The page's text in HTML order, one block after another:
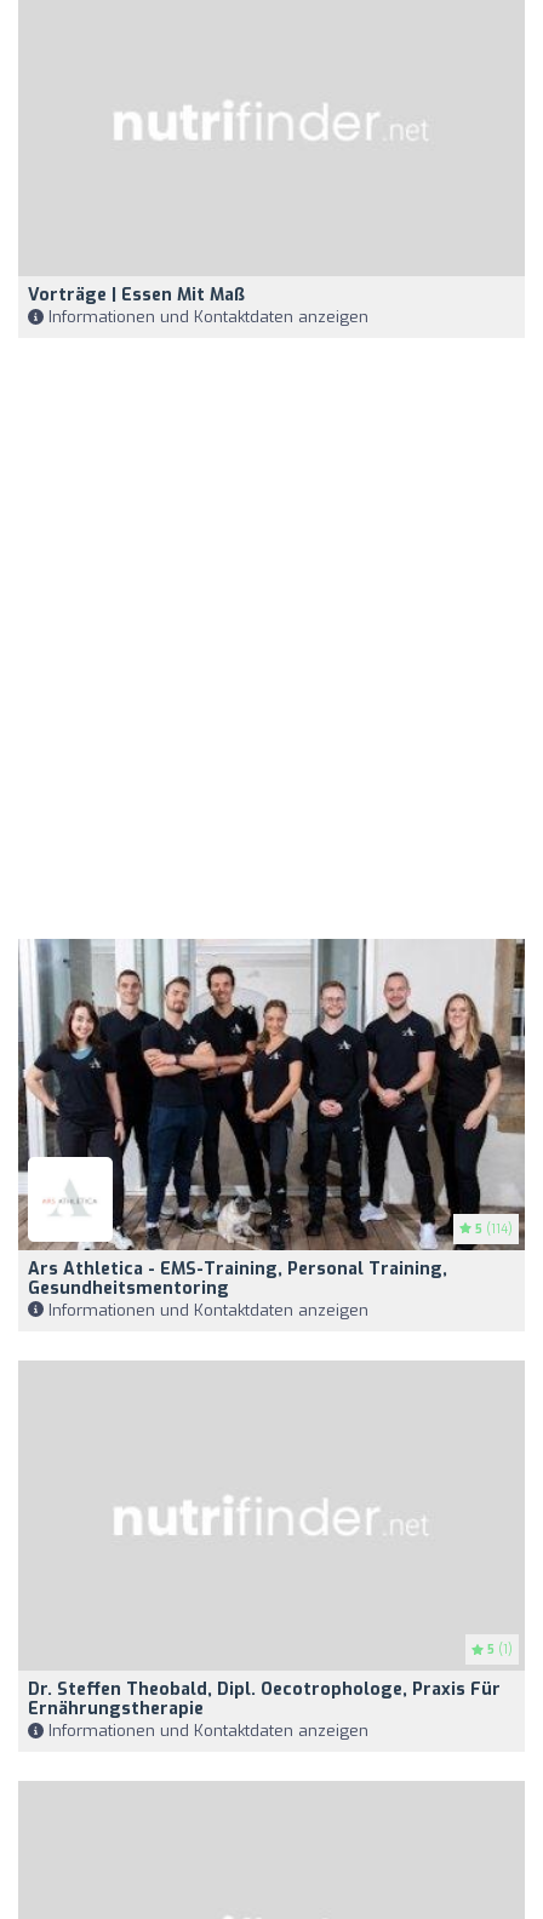
Vorträge | Essen Mit Maß
Informationen und Kontaktdaten anzeigen
5 (114)
Ars Athletica - EMS-Training, Personal Training,
Gesundheitsmentoring
Informationen und Kontaktdaten anzeigen
5 (1)
Dr. Steffen Theobald, Dipl. Oecotrophologe, Praxis Für
Ernährungstherapie
Informationen und Kontaktdaten anzeigen